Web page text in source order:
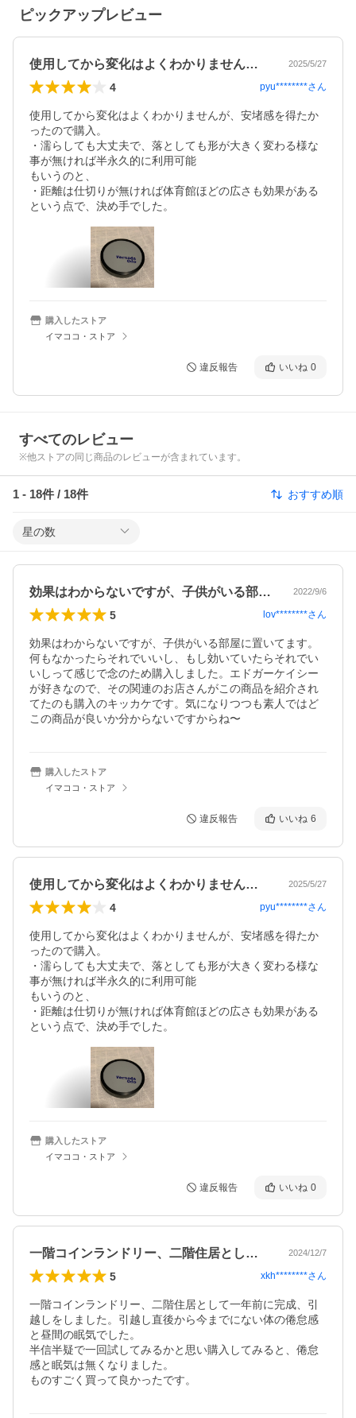
ピックアップレビュー
使用してから変化はよくわかりませんが、… 2025/5/27
4 pyu********さん
使用してから変化はよくわかりませんが、安堵感を得たか
ったので購入。
・濡らしても大丈夫で、落としても形が大きく変わる様な
事が無ければ半永久的に利用可能
もいうのと、
・距離は仕切りが無ければ体育館ほどの広さも効果がある
購入したストア
イマココ・ストア
違反報告 いいね 0
すべてのレビュー
※他ストアの同じ商品のレビューが含まれています。
1 - 18件 / 18件 おすすめ順
星の数
効果はわからないですが、子供がいる部屋… 2022/9/6
5 lov********さん
効果はわからないですが、子供がいる部屋に置いてます。
何もなかったらそれでいいし、もし効いていたらそれでい
いしって感じで念のため購入しました。エドガーケイシー
が好きなので、その関連のお店さんがこの商品を紹介され
てたのも購入のキッカケです。気になりつつも素人ではど
この商品が良いか分からないですからね〜
購入したストア
イマココ・ストア
違反報告 いいね 6
使用してから変化はよくわかりませんが、… 2025/5/27
4 pyu********さん
使用してから変化はよくわかりませんが、安堵感を得たか
ったので購入。
・濡らしても大丈夫で、落としても形が大きく変わる様な
事が無ければ半永久的に利用可能
もいうのと、
・距離は仕切りが無ければ体育館ほどの広さも効果がある
購入したストア
イマココ・ストア
違反報告 いいね 0
一階コインランドリー、二階住居として一… 2024/12/7
5 xkh********さん
一階コインランドリー、二階住居として一年前に完成、引
越しをしました。引越し直後から今までにない体の倦怠感
と昼間の眠気でした。
半信半疑で一回試してみるかと思い購入してみると、倦怠
感と眠気は無くなりました。